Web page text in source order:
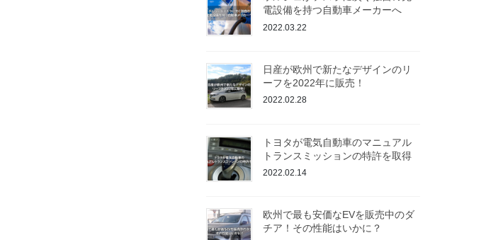
電設備を持つ自動車メーカーへ
2022.03.22
日産が欧州で新たなデザインのリ
ーフを2022年に販売！
2022.02.28
トヨタが電気自動車のマニュアル
トランスミッションの特許を取得
2022.02.14
欧州で最も安価なEVを販売中のダ
チア！その性能はいかに？